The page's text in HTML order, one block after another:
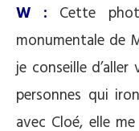
W : Cette
monumentale de
je conseille
personnes qui
avec Cloé, elle